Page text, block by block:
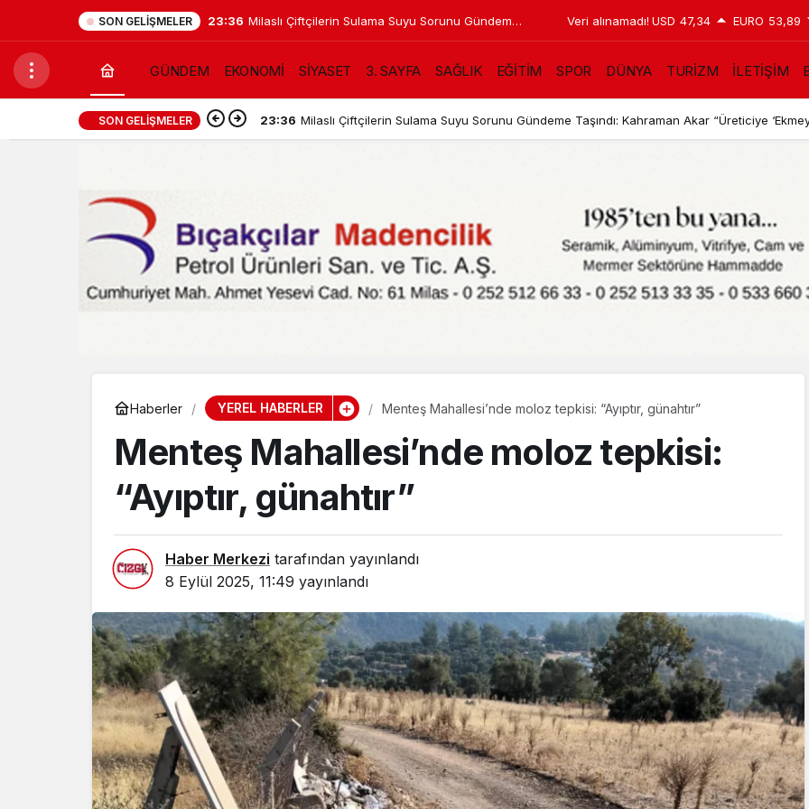
SON GELIŞMELER 23:36 Milaslı Çiftçilerin Sulama Suyu Sorunu Gündeme Veri alınamadı! USD 47,34 EURO 53,89
GÜNDEM EKONOMİ SİYASET 3. SAYFA SAĞLIK EĞİTİM SPOR DÜNYA TURİZM İLETİŞİM
SON GELIŞMELER 23:36 Milaslı Çiftçilerin Sulama Suyu Sorunu Gündeme Taşındı: Kahraman Akar “Üreticiye
Haberler YEREL HABERLER Menteş Mahallesi’nde moloz tepkisi: “Ayıptır, günahtır”
Menteş Mahallesi’nde moloz tepkisi:
“Ayıptır, günahtır”
Haber Merkezi tarafından yayınlandı
8 Eylül 2025, 11:49 yayınlandı